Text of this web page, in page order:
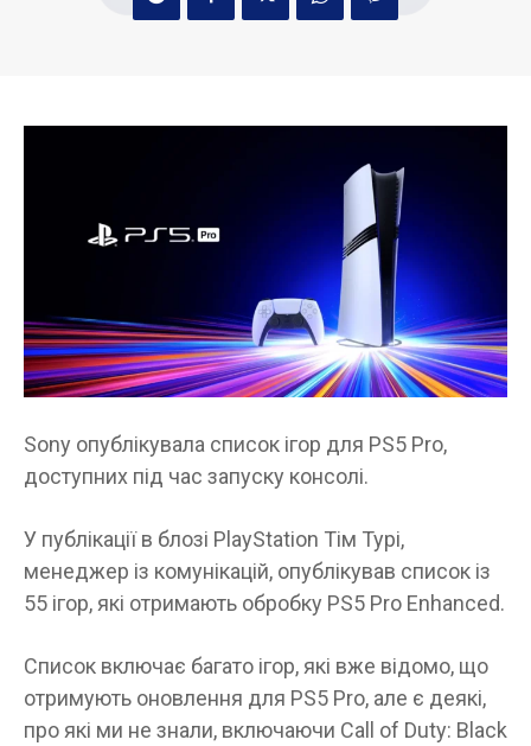
Sony опублікувала список ігор для PS5 Pro,
доступних під час запуску консолі.
У публікації в блозі PlayStation Тім Турі,
менеджер із комунікацій, опублікував список із
55 ігор, які отримають обробку PS5 Pro Enhanced.
Список включає багато ігор, які вже відомо, що
отримують оновлення для PS5 Pro, але є деякі,
про які ми не знали, включаючи Call of Duty: Black